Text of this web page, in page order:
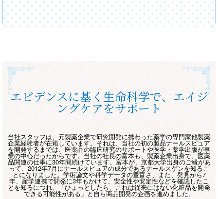
エビデンスに基く生命科学で、エイジ
ングケアをサポート
当社スタッフは、元製薬企業で研究開発に携わった薬学の専門家他製薬
企業経験者が在籍しています。それは、当社の初の製品ナールスピュア
を開発するまでは、医薬品の臨床研究のサポートや医学・薬学出版が事
業の中心だったからです。当社の社長の富本も、製薬企業出身で、医薬
品関連の仕事に30年間続けています。富本が、京都大学出身のご縁があ
って、2012年7月にナールスピュアの成分であるナールスゲンを知るこ
とになりました。学術論文や科学データの豊富さ、また、発見から7
年、産学連携で開発に3年もかけて、安全性や安定性などを確認したこ
とを知るにつれ、「ひょっとしたら、これは従来にはない化粧品を開発
できる可能性がある」と自ら商品開発の企画を進めました。